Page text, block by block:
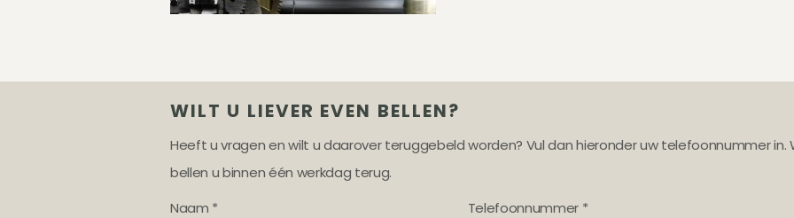
WILT U LIEVER EVEN BELLEN?
Heeft u vragen en wilt u daarover teruggebeld worden? Vul dan hieronder uw telefoonnummer in.
bellen u binnen één werkdag terug.
Naam *
Telefoonnummer *